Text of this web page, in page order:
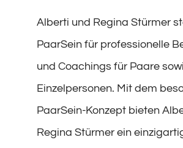
Alberti und Regina Stürmer
PaarSein für professionelle
und Coachings für Paare
Einzelpersonen. Mit dem
PaarSein-Konzept bieten
Regina Stürmer ein